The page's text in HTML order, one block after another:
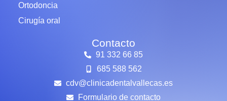
Ortodoncia
Cirugía oral
Contacto
91 332 66 85
685 588 562
cdv@clinicadentalvallecas.es
Formulario de contacto